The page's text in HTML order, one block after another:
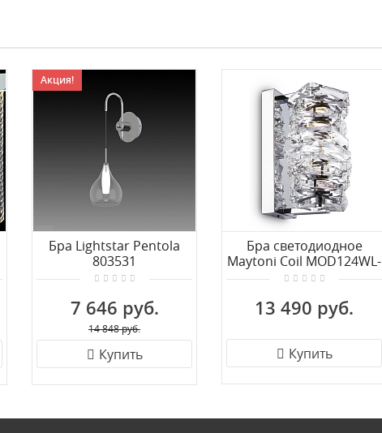
Акция!
Бра Lightstar Pentola
803531
7 646 руб.
14 848 руб.
Купить
Бра светодиодное
Maytoni Coil MOD124WL-
L6CH3K
13 490 руб.
Купить